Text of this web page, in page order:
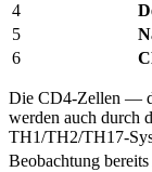
4
5
6
Die CD4-Zellen —
werden auch durch
TH1/TH2/TH17-
Beobachtung